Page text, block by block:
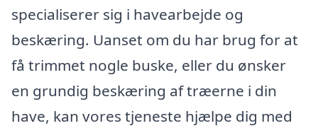
specialiserer sig i havearbejde og
beskæring. Uanset om du har brug for at
få trimmet nogle buske, eller du ønsker
en grundig beskæring af træerne i din
have, kan vores tjeneste hjælpe dig med